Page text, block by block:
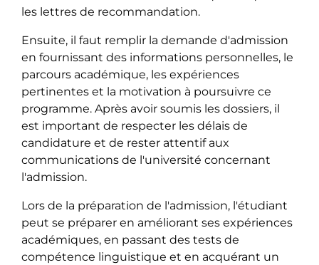
les lettres de recommandation.
Ensuite, il faut remplir la demande d'admission
en fournissant des informations personnelles, le
parcours académique, les expériences
pertinentes et la motivation à poursuivre ce
programme. Après avoir soumis les dossiers, il
est important de respecter les délais de
candidature et de rester attentif aux
communications de l'université concernant
l'admission.
Lors de la préparation de l'admission, l'étudiant
peut se préparer en améliorant ses expériences
académiques, en passant des tests de
compétence linguistique et en acquérant un